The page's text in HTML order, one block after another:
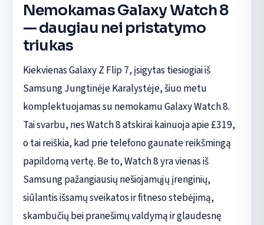
Nemokamas Galaxy Watch 8
— daugiau nei pristatymo
triukas
Kiekvienas Galaxy Z Flip 7, įsigytas tiesiogiai iš
Samsung Jungtinėje Karalystėje, šiuo metu
komplektuojamas su nemokamu Galaxy Watch 8.
Tai svarbu, nes Watch 8 atskirai kainuoja apie £319,
o tai reiškia, kad prie telefono gaunate reikšmingą
papildomą vertę. Be to, Watch 8 yra vienas iš
Samsung pažangiausių nešiojamųjų įrenginių,
siūlantis išsamų sveikatos ir fitneso stebėjimą,
skambučių bei pranešimų valdymą ir glaudesnę